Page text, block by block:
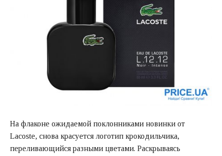
На флаконе ожидаемой поклонниками новинки от
Lacoste, снова красуется логотип крокодильчика,
переливающийся разными цветами. Раскрываясь